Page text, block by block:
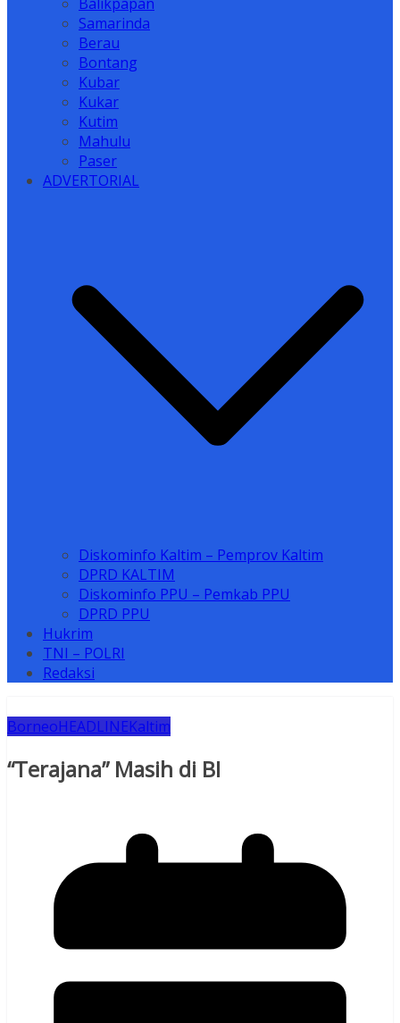
Balikpapan
Samarinda
Berau
Bontang
Kubar
Kukar
Kutim
Mahulu
Paser
ADVERTORIAL
Diskominfo Kaltim – Pemprov Kaltim
DPRD KALTIM
Diskominfo PPU – Pemkab PPU
DPRD PPU
Hukrim
TNI – POLRI
Redaksi
BorneoHEADLINEKaltim
“Terajana” Masih di BI